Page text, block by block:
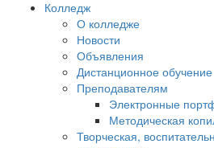
Колледж
О колледже
Новости
Объявления
Дистанционное обучение
Преподавателям
Электронные
Методическая
Творческая,